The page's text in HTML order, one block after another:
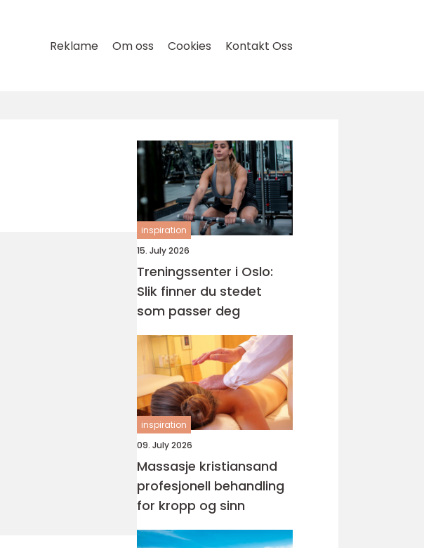
Reklame Om oss Cookies Kontakt Oss
inspiration
15. July 2026
Treningssenter i Oslo:
Slik finner du stedet
som passer deg
inspiration
09. July 2026
Massasje kristiansand
profesjonell behandling
for kropp og sinn